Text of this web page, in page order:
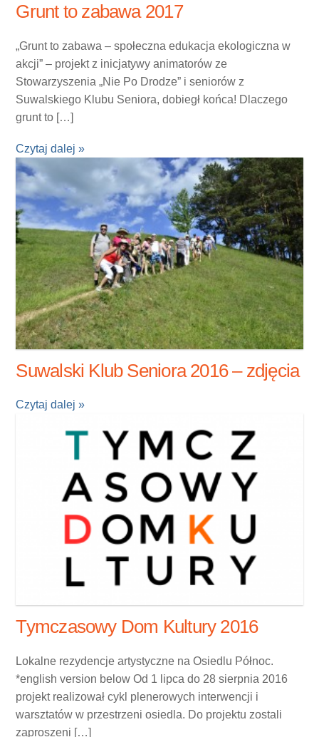
Grunt to zabawa 2017
„Grunt to zabawa – społeczna edukacja ekologiczna w
akcji” – projekt z inicjatywy animatorów ze
Stowarzyszenia „Nie Po Drodze” i seniorów z
Suwalskiego Klubu Seniora, dobiegł końca! Dlaczego
grunt to […]
Czytaj dalej »
Suwalski Klub Seniora 2016 – zdjęcia
Czytaj dalej »
Tymczasowy Dom Kultury 2016
Lokalne rezydencje artystyczne na Osiedlu Północ.
*english version below Od 1 lipca do 28 sierpnia 2016
projekt realizował cykl plenerowych interwencji i
warsztatów w przestrzeni osiedla. Do projektu zostali
zaproszeni […]